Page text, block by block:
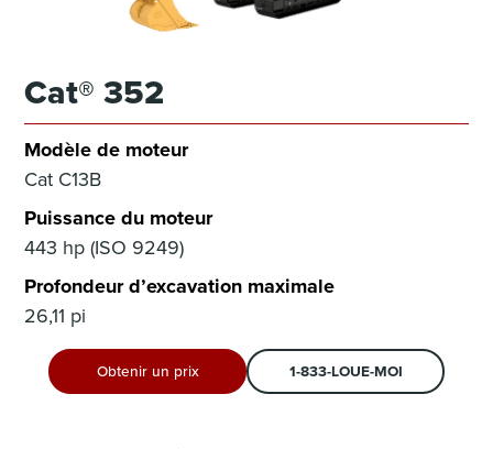
Cat® 352
Modèle de moteur
Cat C13B
Puissance du moteur
443 hp (ISO 9249)
Profondeur d’excavation maximale
26,11 pi
Obtenir un prix 1-833-LOUE-MOI